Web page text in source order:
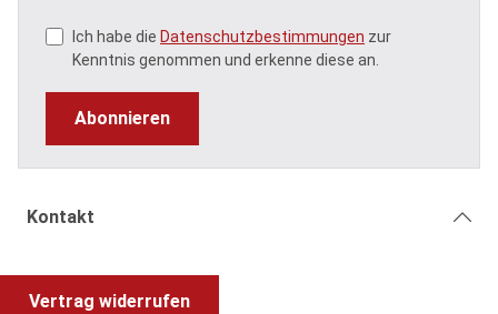
Ich habe die Datenschutzbestimmungen zur
Kenntnis genommen und erkenne diese an.
Abonnieren
Kontakt
Vertrag widerrufen